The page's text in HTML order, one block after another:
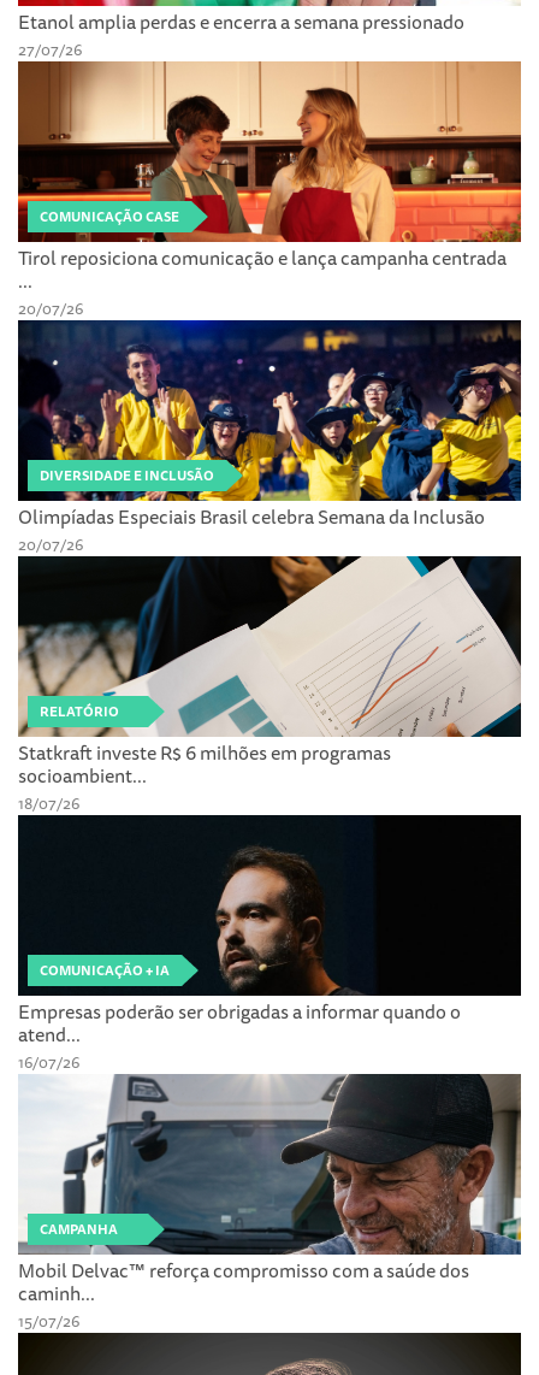
Etanol amplia perdas e encerra a semana pressionado
27/07/26
COMUNICAÇÃO CASE
Tirol reposiciona comunicação e lança campanha centrada
...
20/07/26
DIVERSIDADE E INCLUSÃO
Olimpíadas Especiais Brasil celebra Semana da Inclusão
20/07/26
RELATÓRIO
Statkraft investe R$ 6 milhões em programas
socioambient...
18/07/26
COMUNICAÇÃO + IA
Empresas poderão ser obrigadas a informar quando o
atend...
16/07/26
CAMPANHA
Mobil Delvac™ reforça compromisso com a saúde dos
caminh...
15/07/26